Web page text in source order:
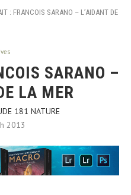
: FRANCOIS SARANO – L’AIDANT DE
SARANO –
LA MER
181 NATURE
2013